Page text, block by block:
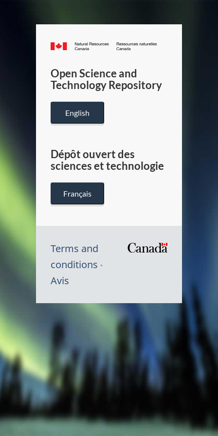
Canada.ca
/
Canada
Open Science and
Technology Repository
English
Dépôt ouvert des
sciences et technologie
Français
Terms and
conditions
Avis
Canada